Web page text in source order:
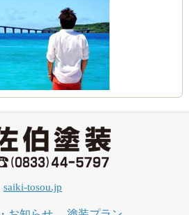
saiki-tosou.jp